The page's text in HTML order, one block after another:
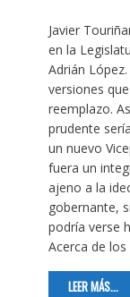
Javier
en la
Adrián
versiones
reemplazo.
prudente
un nuevo
fuera un
ajeno a la
gobernante,
podría verse
Acerca de
LEER MÁS...